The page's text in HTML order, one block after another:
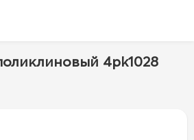
4pk1028